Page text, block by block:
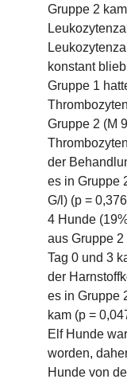
Gruppe 2
konstant
Gruppe 1
Gruppe 2 (M
der
es in Gruppe
G/l) (p =
4 Hunde
aus Gruppe
Tag 0 und 3
der
es in Gruppe
kam (p =
Elf Hunde
worden,
Hunde von